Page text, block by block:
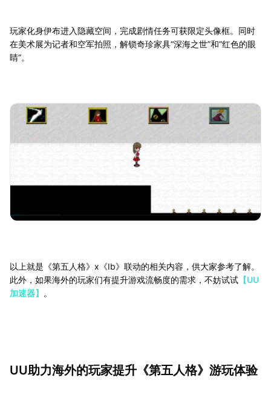
玩家化身伊布进入隐藏空间，完成剧情任务可获限定头像框。同时
在美术展为记者和空军拍照，解锁奇珍家具“深海之世”和“红色的眼
睛“。
以上就是《第五人格》x《Ib》联动的相关内容，供大家参考了解。
此外，如果海外的玩家们有提升游戏流畅度的需求，不妨试试 【UU
加速器】
。
UU助力海外的玩家提升《第五人格》游玩体验